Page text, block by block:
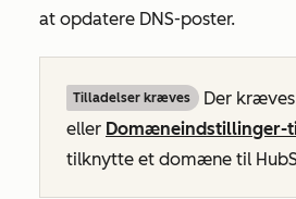
at opdatere DNS-poster.
Tilladelser kræves Der kræves
eller Domæneindstillinger-
tilknytte et domæne til